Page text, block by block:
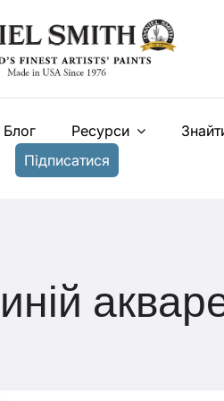
Блог Ресурси
Підписатися